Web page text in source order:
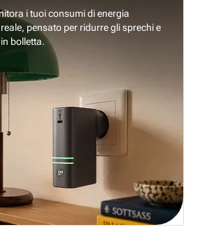
i tuoi consumi di energia
pensato per ridurre gli sprechi e
bolletta.